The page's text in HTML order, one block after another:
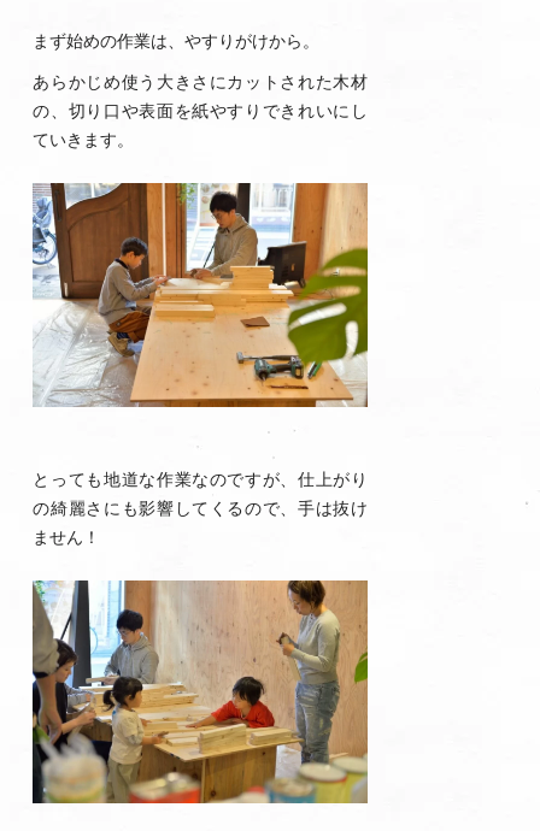
まず始めの作業は、やすりがけから。
あらかじめ使う大きさにカットされた木材
の、切り口や表面を紙やすりできれいにし
ていきます。
とっても地道な作業なのですが、仕上がり
の綺麗さにも影響してくるので、手は抜け
ません！